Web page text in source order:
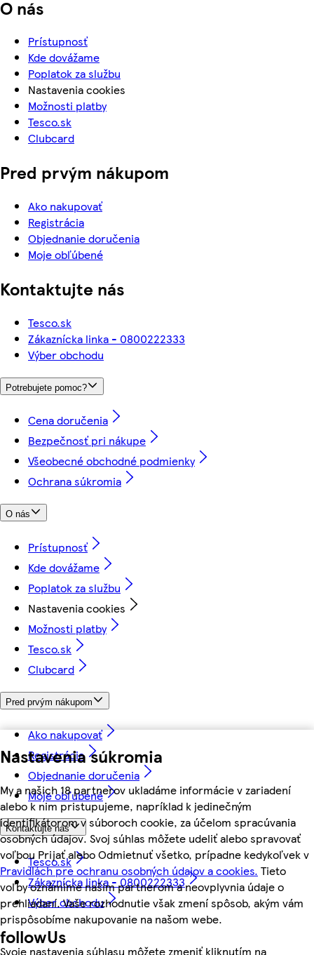
Nastavenia súkromia
My a našich 18 partnerov ukladáme informácie v zariadení
alebo k nim pristupujeme, napríklad k jedinečným
identifikátorom v súboroch cookie, za účelom spracúvania
osobných údajov. Svoj súhlas môžete udeliť alebo spravovať
voľbou Prijať alebo Odmietnuť všetko, prípadne kedykoľvek v
Pravidlách pre ochranu osobných údajov a cookies. Tieto
voľby oznámime našim partnerom a neovplyvnia údaje o
prehliadaní. Vaše rozhodnutie však zmení spôsob, akým vám
prispôsobíme nakupovanie na našom webe.
Svoje nastavenia súhlasu môžete zmeniť kliknutím na
O nás
Prístupnosť
Kde dovážame
Poplatok za službu
Nastavenia cookies
Možnosti platby
Tesco.sk
Clubcard
Pred prvým nákupom
Ako nakupovať
Registrácia
Objednanie doručenia
Moje obľúbené
Kontaktujte nás
Tesco.sk
Zákaznícka linka - 0800222333
Výber obchodu
Potrebujete pomoc?
Cena doručenia
Bezpečnosť pri nákupe
Všeobecné obchodné podmienky
Ochrana súkromia
O nás
Prístupnosť
Kde dovážame
Poplatok za službu
Nastavenia cookies
Možnosti platby
Tesco.sk
Clubcard
Pred prvým nákupom
Ako nakupovať
Registrácia
Objednanie doručenia
Moje obľúbené
Kontaktujte nás
Tesco.sk
Zákaznícka linka - 0800222333
Výber obchodu
followUs